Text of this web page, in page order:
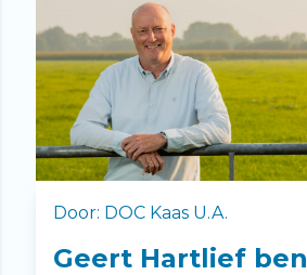
Door: DOC Kaas U.A.
Geert Hartlief